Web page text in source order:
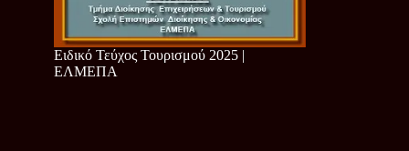
Ειδικό Τεύχος Τουρισμού 2025 |
ΕΛΜΕΠΑ